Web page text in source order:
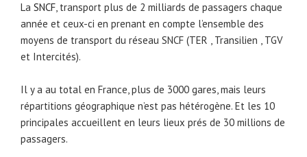
La SNCF, transport plus de 2 milliards de passagers chaque
année et ceux-ci en prenant en compte l’ensemble des
moyens de transport du réseau SNCF (TER , Transilien , TGV
et Intercités).
Il y a au total en France, plus de 3000 gares, mais leurs
répartitions géographique n’est pas hétérogène. Et les 10
principales accueillent en leurs lieux prés de 30 millions de
passagers.